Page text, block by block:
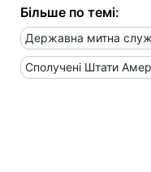
Більше по темі:
Державна митна
Сполучені Штати